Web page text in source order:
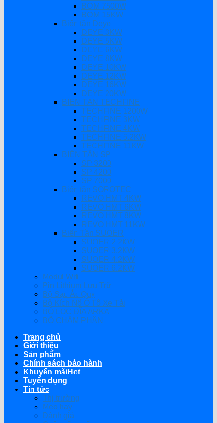
BƠM 7500W
BƠM 15KW
Biến tần Deye
DEYE 3KW
DEYE 5KW
DEYE 6KW
DEYE 8KW
DEYE 10KW
DEYE 12KW
DEYE 16KW
DEYE 20KW
BIẾN TẦN TECHFINE
TECHFINE 1200W
TECHFINE 3KW
TECHFINE 4KW
TECHFINE 6.2KW
TECHFINE 11KW
BIẾN TẦN SP
SP 3200
SP 4200
SP 7000
Biến tần SOROTEC
REVO HMT 4KW
REVO HMT 6KW
REVO HMT 8KW
REVO HMT 11KW
Biến Tần SUOER
SUOER 2.2KW
SUOER 3.2KW
SUOER 4.2KW
SUOER 6.2KW
Modul Wifi
Pin Lithium Lưu Trữ
Bộ Sạc Ắc Quy
Bộ Kích Nổ Ô Tô Xe Tải
BỘ LỌC ĐĨA ARKA
BỘ CHÂM PHÂN
Trang chủ
Giới thiệu
Sản phẩm
Chính sách bảo hành
Khuyến mãi
Tuyển dụng
Tin tức
Thị trường
Mẹo hay
Đánh giá